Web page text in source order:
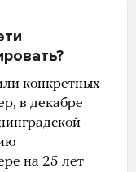
конкретных
в декабре
на 25 лет